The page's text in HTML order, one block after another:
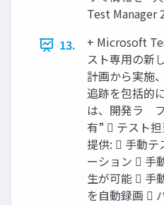
Test Manager
13.
+ Microsoft
スト専用の新
計画から実施
追跡を包括的
は、開発ラ゗
有”  テスト
提供:  手動テ
ーション  手
生が可能  手
を自動録画 